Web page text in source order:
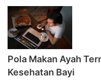
Pola Makan Ayah
Kesehatan Bayi